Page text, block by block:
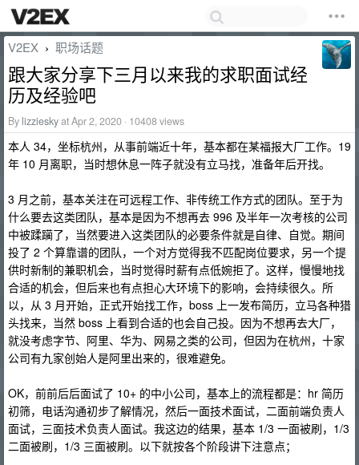
V2EX › 职场话题
跟大家分享下三月以来我的求职面试经
历及经验吧
By lizzieskyat Apr 2, 2020 · 10408 views
本人 34，坐标杭州，从事前端近十年，基本都在某福报大厂工作。19
年 10 月离职，当时想休息一阵子就没有立马找，准备年后开找。
3 月之前，基本关注在可远程工作、非传统工作方式的团队。至于为
什么要去这类团队，基本是因为不想再去 996 及半年一次考核的公司
中被蹂躏了，当然要进入这类团队的必要条件就是自律、自觉。期间
投了 2 个算靠谱的团队，一个对方觉得我不匹配岗位要求，另一个提
供时新制的兼职机会，当时觉得时薪有点低婉拒了。这样，慢慢地找
合适的机会，但后来也有点担心大环境下的影响，会持续很久。所
以，从 3 月开始，正式开始找工作，boss 上一发布简历，立马各种猎
头找来，当然 boss 上看到合适的也会自己投。因为不想再去大厂，
就没考虑字节、阿里、华为、网易之类的公司，但因为在杭州，十家
公司有九家创始人是阿里出来的，很难避免。
OK，前前后后面试了 10+ 的中小公司，基本上的流程都是：hr 简历
初筛，电话沟通初步了解情况，然后一面技术面试，二面前端负责人
面试，三面技术负责人面试。我这边的结果，基本 1/3 一面被刷，1/3
二面被刷，1/3 三面被刷。以下就按各个阶段讲下注意点；